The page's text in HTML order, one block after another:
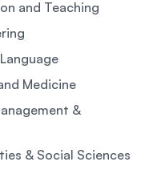
and Teaching
Medicine
&
& Social Sciences